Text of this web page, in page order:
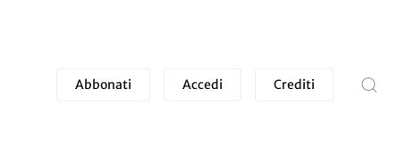
Abbonati Accedi Crediti